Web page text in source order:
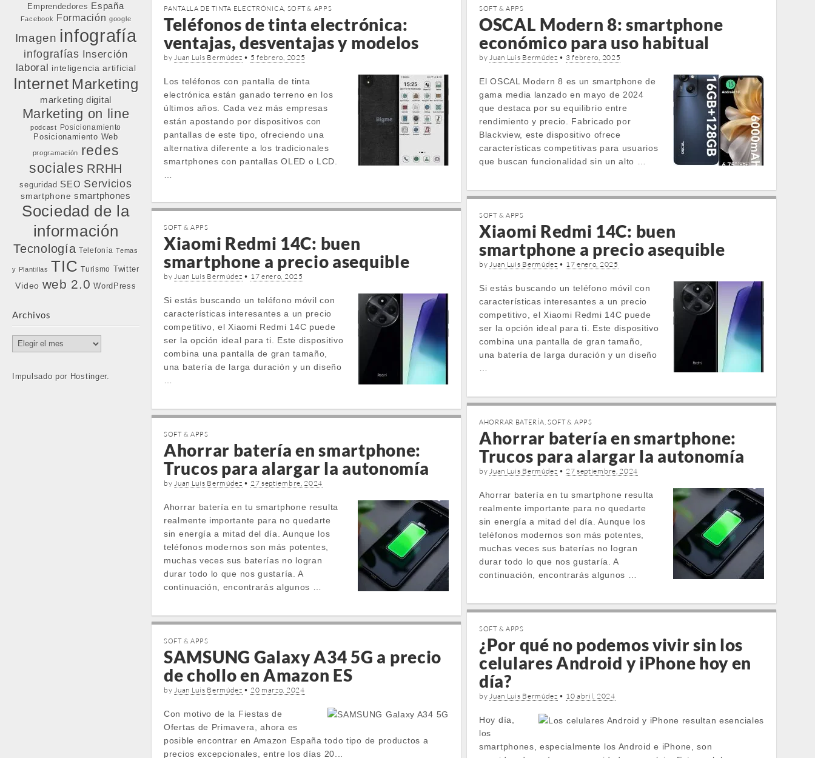
Emprendedores España
Facebook Formación google
Imagen infografía
infografías Inserción
laboral inteligencia artificial
Internet Marketing
marketing digital
Marketing on line
podcast
Posicionamiento
Posicionamiento Web
programación redes
sociales RRHH
seguridad SEO Servicios
smartphone smartphones
Sociedad de la
información
Tecnología Telefonía Temas
y Plantillas TIC Turismo Twitter
Video web 2.0 WordPress
Archivos
Archivos
Impulsado por Hostinger.
PANTALLA DE TINTA ELECTRÓNICA, SOFT & APPS
Teléfonos de tinta electrónica:
ventajas, desventajas y modelos
byJuan Luis Bermúdez • 5 febrero, 2025
Los teléfonos con pantalla de tinta
electrónica están ganado terreno en los
últimos años. Cada vez más empresas
están apostando por dispositivos con
pantallas de este tipo, ofreciendo una
alternativa diferente a los tradicionales
smartphones con pantallas OLED o LCD.
SOFT & APPS
OSCAL Modern 8: smartphone
económico para uso habitual
byJuan Luis Bermúdez • 3 febrero, 2025
El OSCAL Modern 8 es un smartphone de
gama media lanzado en mayo de 2024
que destaca por su equilibrio entre
rendimiento y precio. Fabricado por
Blackview, este dispositivo ofrece
características competitivas para usuarios
que buscan funcionalidad sin un alto …
SOFT & APPS
Xiaomi Redmi 14C: buen
smartphone a precio asequible
byJuan Luis Bermúdez • 17 enero, 2025
Si estás buscando un teléfono móvil con
características interesantes a un precio
competitivo, el Xiaomi Redmi 14C puede
ser la opción ideal para ti. Este dispositivo
combina una pantalla de gran tamaño,
una batería de larga duración y un diseño
SOFT & APPS
Xiaomi Redmi 14C: buen
smartphone a precio asequible
byJuan Luis Bermúdez • 17 enero, 2025
Si estás buscando un teléfono móvil con
características interesantes a un precio
competitivo, el Xiaomi Redmi 14C puede
ser la opción ideal para ti. Este dispositivo
combina una pantalla de gran tamaño,
una batería de larga duración y un diseño
AHORRAR BATERÍA, SOFT & APPS
Ahorrar batería en smartphone:
Trucos para alargar la autonomía
byJuan Luis Bermúdez • 27 septiembre, 2024
Ahorrar batería en tu smartphone resulta
realmente importante para no quedarte
sin energía a mitad del día. Aunque los
teléfonos modernos son más potentes,
muchas veces sus baterías no logran
durar todo lo que nos gustaría. A
continuación, encontrarás algunos …
SOFT & APPS
Ahorrar batería en smartphone:
Trucos para alargar la autonomía
byJuan Luis Bermúdez • 27 septiembre, 2024
Ahorrar batería en tu smartphone resulta
realmente importante para no quedarte
sin energía a mitad del día. Aunque los
teléfonos modernos son más potentes,
muchas veces sus baterías no logran
durar todo lo que nos gustaría. A
continuación, encontrarás algunos …
SOFT & APPS
¿Por qué no podemos vivir sin los
celulares Android y iPhone hoy en
día?
byJuan Luis Bermúdez • 10 abril, 2024
Hoy día,
los
smartphones, especialmente los Android e iPhone, son
SOFT & APPS
SAMSUNG Galaxy A34 5G a precio
de chollo en Amazon ES
byJuan Luis Bermúdez • 20 marzo, 2024
Con motivo de la Fiestas de
Ofertas de Primavera, ahora es
posible encontrar en Amazon España todo tipo de productos a
precios excepcionales, entre los días 20...